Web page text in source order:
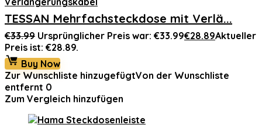
TESSAN Mehrfachsteckdose mit Verlä...
€33.99 Ursprünglicher Preis war: €33.99€28.89Aktueller
Preis ist: €28.89.
Buy Now
Zur Wunschliste hinzugefügtVon der Wunschliste
entfernt 0
Zum Vergleich hinzufügen